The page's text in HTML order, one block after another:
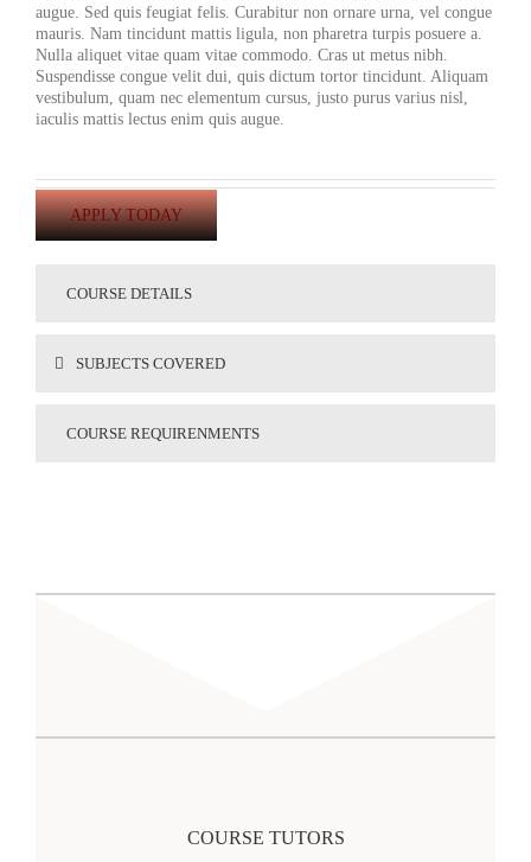
augue. Sed quis feugiat felis. Curabitur non ornare urna, vel congue
mauris. Nam tincidunt mattis ligula, non pharetra turpis posuere a.
Nulla aliquet vitae quam vitae commodo. Cras ut metus nibh.
Suspendisse congue velit dui, quis dictum tortor tincidunt. Aliquam
vestibulum, quam nec elementum cursus, justo purus varius nisl,
iaculis mattis lectus enim quis augue.
APPLY TODAY
COURSE DETAILS
SUBJECTS COVERED
COURSE REQUIRENMENTS
COURSE TUTORS